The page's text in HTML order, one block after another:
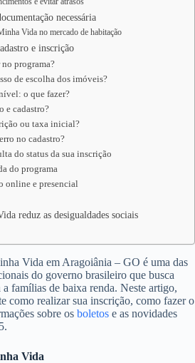
necessária
Vida no mercado de habitação
e inscrição
no programa?
de escolha dos imóveis?
o que fazer?
e cadastro?
ou taxa inicial?
no cadastro?
do status da sua inscrição
do programa
online e presencial
reduz as desigualdades sociais
Vida em Aragoiânia – GO é uma das
do governo brasileiro que busca
famílias de baixa renda. Neste artigo,
como realizar sua inscrição, como fazer o
sobre os boletos e as novidades
Vida